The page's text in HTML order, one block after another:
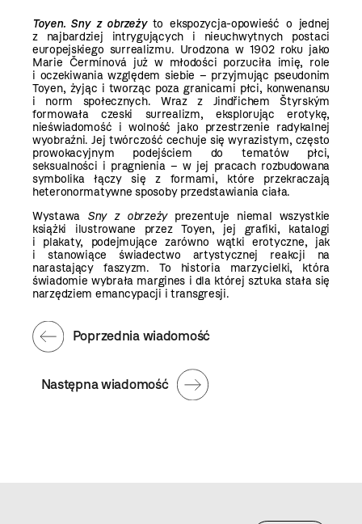
Toyen. Sny z obrzeży to ekspozycja-opowieść o jednej
z najbardziej intrygujących i nieuchwytnych postaci
europejskiego surrealizmu. Urodzona w 1902 roku jako
Marie Čermínová już w młodości porzuciła imię, role
i oczekiwania względem siebie – przyjmując pseudonim
Toyen, żyjąc i tworząc poza granicami płci, konwenansu
i norm społecznych. Wraz z Jindřichem Štyrským
formowała czeski surrealizm, eksplorując erotykę,
nieświadomość i wolność jako przestrzenie radykalnej
wyobraźni. Jej twórczość cechuje się wyrazistym, często
prowokacyjnym podejściem do tematów płci,
seksualności i pragnienia – w jej pracach rozbudowana
symbolika łączy się z formami, które przekraczają
heteronormatywne sposoby przedstawiania ciała.
Wystawa Sny z obrzeżyprezentuje niemal wszystkie
książki ilustrowane przez Toyen, jej grafiki, katalogi
i plakaty, podejmujące zarówno wątki erotyczne, jak
i stanowiące świadectwo artystycznej reakcji na
narastający faszyzm. To historia marzycielki, która
świadomie wybrała margines i dla której sztuka stała się
narzędziem emancypacji i transgresji.
Następna wiadomość
Poprzednia wiadomość